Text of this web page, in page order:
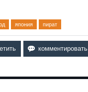
япония пират